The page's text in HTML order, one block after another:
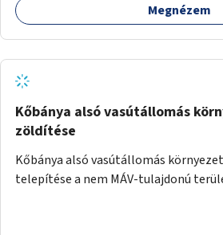
Megnézem
Kőbánya alsó vasútállomás
zöldítése
Kőbánya alsó vasútállomás
telepítése a nem MÁV-tulajdonú